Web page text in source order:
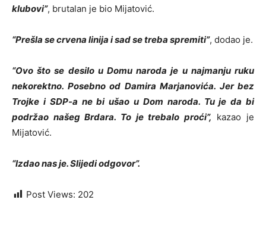
klubovi”, brutalan je bio Mijatović.
“Prešla se crvena linija i sad se treba spremiti”, dodao je.
“Ovo što se desilo u Domu naroda je u najmanju ruku
nekorektno. Posebno od Damira Marjanovića. Jer bez
Trojke i SDP-a ne bi ušao u Dom naroda. Tu je da bi
podržao našeg Brdara. To je trebalo proći”, kazao je
Mijatović.
“Izdao nas je. Slijedi odgovor”.
Post Views: 202